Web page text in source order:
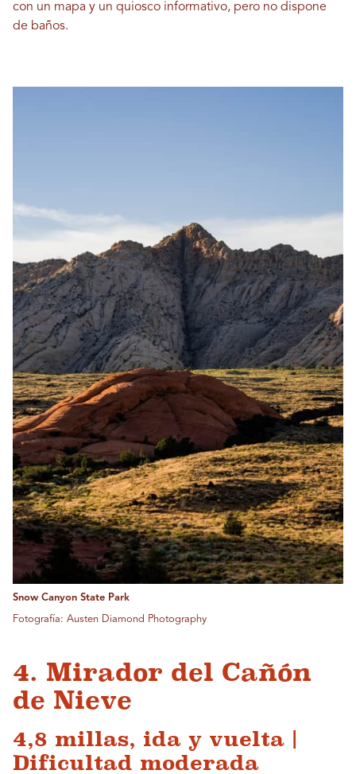
con un mapa y un quiosco informativo, pero no dispone
de baños.
Snow Canyon State Park
Fotografía: Austen Diamond Photography
4. Mirador del Cañón
de Nieve
4,8 millas, ida y vuelta |
Dificultad moderada